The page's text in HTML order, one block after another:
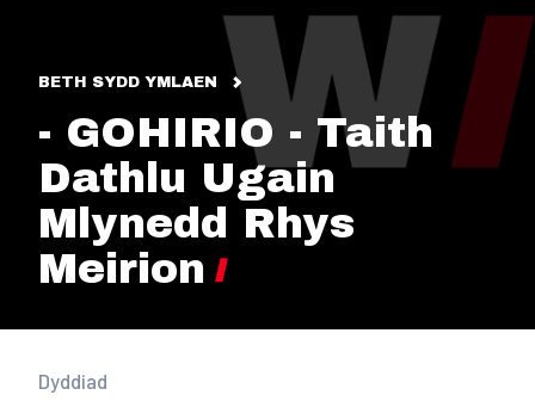
BETH SYDD YMLAEN
- GOHIRIO - Taith
Dathlu Ugain
Mlynedd Rhys
Meirion
Dyddiad